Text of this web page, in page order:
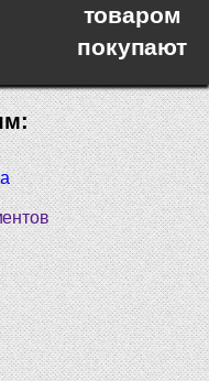
товаром
покупают